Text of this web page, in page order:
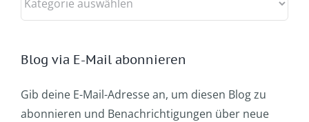
Blog via E-Mail abonnieren
Gib deine E-Mail-Adresse an, um diesen Blog zu
abonnieren und Benachrichtigungen über neue